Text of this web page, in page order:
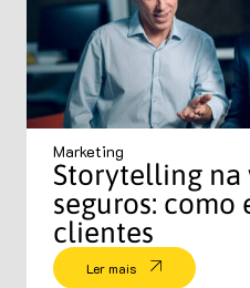
Marketing
Storytelling na
seguros: como
clientes
Ler mais